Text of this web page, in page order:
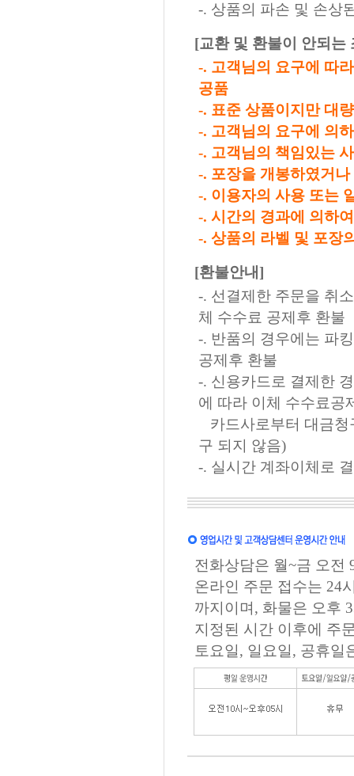
-. 상품의 파손 및 손상
[교환 및 환불이 안되는
-. 고객님의 요구에 따
공품
-. 표준 상품이지만 대
-. 고객님의 요구에 의
-. 고객님의 책임있는
-. 포장을 개봉하였거
-. 이용자의 사용 또는
-. 시간의 경과에 의하
-. 상품의 라벨 및 포장
[환불안내]
-. 선결제한 주문을 취
체 수수료 공제후 환불
-. 반품의 경우에는 파
공제후 환불
-. 신용카드로 결제한
에 따라 이체 수수료공
카드사로부터 대금청
구 되지 않음)
-. 실시간 계좌이체로
전화상담은 월~금 오전
온라인 주문 접수는 24
까지이며, 화물은 오후
지정된 시간 이후에 주
토요일, 일요일, 공휴일